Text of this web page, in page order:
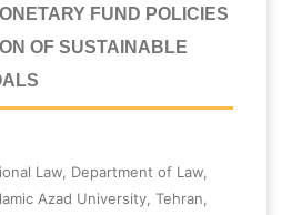
FUND POLICIES
OF SUSTAINABLE
Law, Department of Law,
Azad University, Tehran,